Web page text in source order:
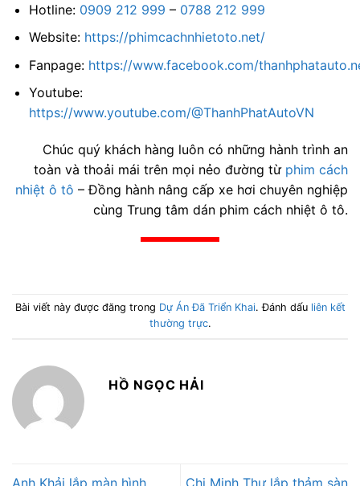
Hotline: 0909 212 999 – 0788 212 999
Website: https://phimcachnhietoto.net/
Fanpage: https://www.facebook.com/
Youtube:
https://www.youtube.com/@ThanhPhatAutoVN
Chúc quý khách hàng luôn có những hành trình an
toàn và thoải mái trên mọi nẻo đường từ phim cách
nhiệt ô tô – Đồng hành nâng cấp xe hơi chuyên nghiệp
cùng Trung tâm dán phim cách nhiệt ô tô.
Bài viết này được đăng trong Dự Án Đã Triển Khai. Đánh dấu liên kết
thường trực.
HỒ NGỌC HẢI